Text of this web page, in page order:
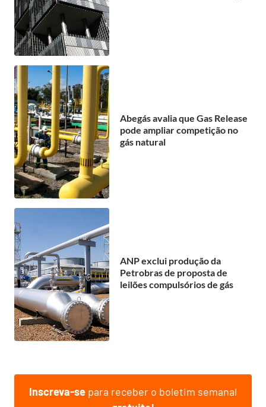
Abegás avalia que Gas Release
pode ampliar competição no
gás natural
ANP exclui produção da
Petrobras de proposta de
leilões compulsórios de gás
Inscreva-se para receber o boletim semanal